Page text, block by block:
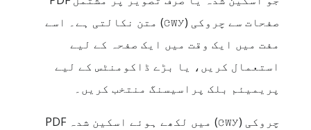
صفحات سے چروکی (ᏣᎳᎩ) متن نکالتی ہے۔ اسے
مفت میں ایک وقت میں ایک صفحہ کے لیے
استعمال کریں، یا بڑے ڈاکومنٹس کے لیے
پریمیئم بلک پراسیسنگ منتخب کریں۔
چروکی (ᏣᎳᎩ) میں لکھے ہوئے اسکین شدہ PDF